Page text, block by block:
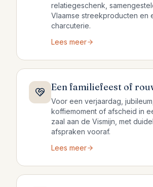
relatiegeschenk,
Vlaamse streekproducten en
charcuterie.
Lees meer
Een familiefeest of
Voor een verjaardag, jubileum,
koffiemoment of afscheid in
zaal aan de Vismijn, met
afspraken vooraf.
Lees meer